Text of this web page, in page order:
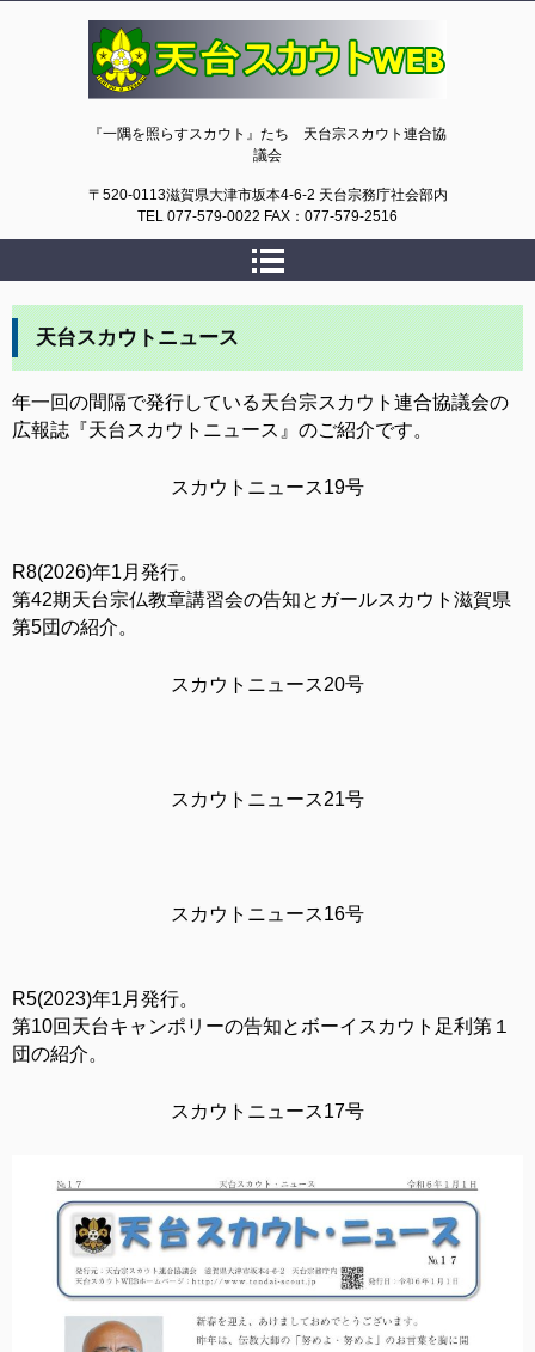
『一隅を照らすスカウト』たち 天台宗スカウト連合協
議会
〒520-0113滋賀県大津市坂本4-6-2 天台宗務庁社会部内
TEL 077-579-0022 FAX：077-579-2516
天台スカウトニュース
年一回の間隔で発行している天台宗スカウト連合協議会の
広報誌『天台スカウトニュース』のご紹介です。
スカウトニュース19号
R8(2026)年1月発行。
第42期天台宗仏教章講習会の告知とガールスカウト滋賀県
第5団の紹介。
スカウトニュース20号
スカウトニュース21号
スカウトニュース16号
R5(2023)年1月発行。
第10回天台キャンポリーの告知とボーイスカウト足利第１
団の紹介。
スカウトニュース17号